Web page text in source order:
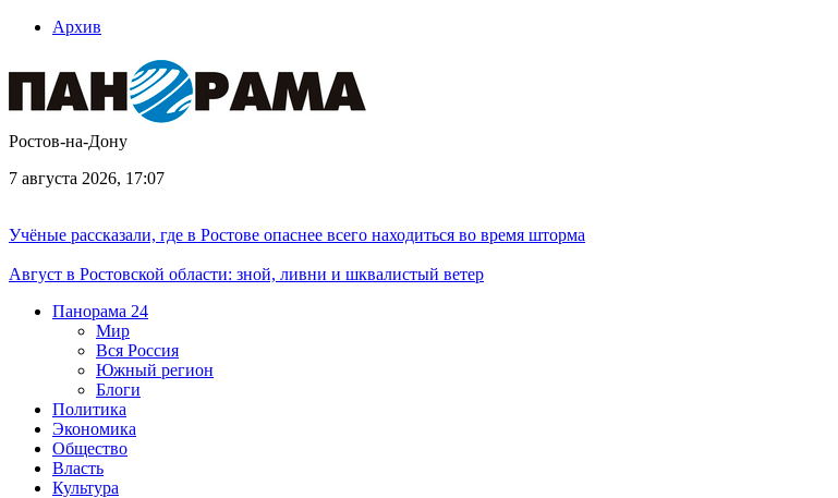
Архив
Ростов-на-Дону
7 августа 2026, 17:07
Учёные рассказали, где в Ростове опаснее всего находиться во время шторма
Август в Ростовской области: зной, ливни и шквалистый ветер
Панорама 24
Мир
Вся Россия
Южный регион
Блоги
Политика
Экономика
Общество
Власть
Культура